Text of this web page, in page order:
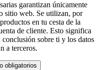
garantizan únicamente
sitio web. Se utilizan, por
en tu cesta de la
de cliente. Esto significa
sobre ti y los datos
a terceros.
obligatorios